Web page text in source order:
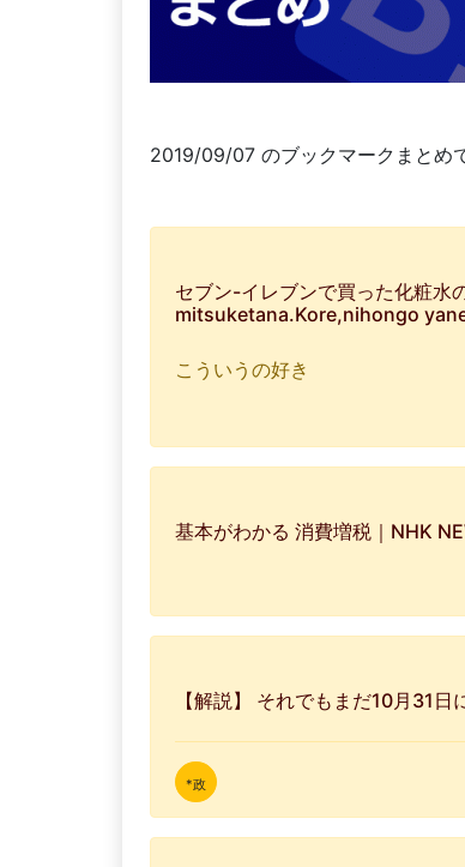
2019/09/07 のブックマークまとめ
セブン-イレブンで買った化粧水
mitsuketana.Kore,nihongo
こういうの好き
基本がわかる 消費増税｜NHK
【解説】 それでもまだ10月31
*政